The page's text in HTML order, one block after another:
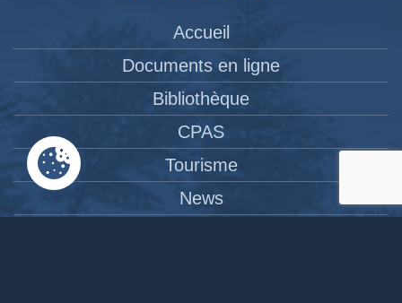
Accueil
Documents en ligne
Bibliothèque
CPAS
Tourisme
News